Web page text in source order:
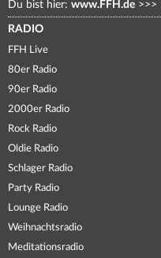
Du bist hier: www.FFH.de >>>
RADIO
FFH Live
80er Radio
90er Radio
2000er Radio
Rock Radio
Oldie Radio
Schlager Radio
Party Radio
Lounge Radio
Weihnachtsradio
Meditationsradio